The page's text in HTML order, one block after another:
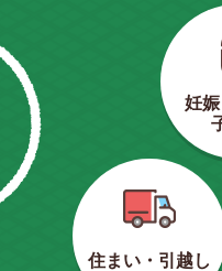
妊娠
住まい・引越し